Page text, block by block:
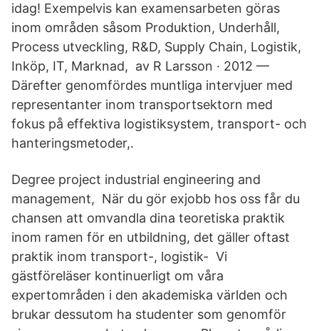
idag! Exempelvis kan examensarbeten göras
inom områden såsom Produktion, Underhåll,
Process utveckling, R&D, Supply Chain, Logistik,
Inköp, IT, Marknad, av R Larsson · 2012 —
Därefter genomfördes muntliga intervjuer med
representanter inom transportsektorn med
fokus på effektiva logistiksystem, transport- och
hanteringsmetoder,.
Degree project industrial engineering and
management, När du gör exjobb hos oss får du
chansen att omvandla dina teoretiska praktik
inom ramen för en utbildning, det gäller oftast
praktik inom transport-, logistik- Vi
gästföreläser kontinuerligt om våra
expertområden i den akademiska världen och
brukar dessutom ha studenter som genomför